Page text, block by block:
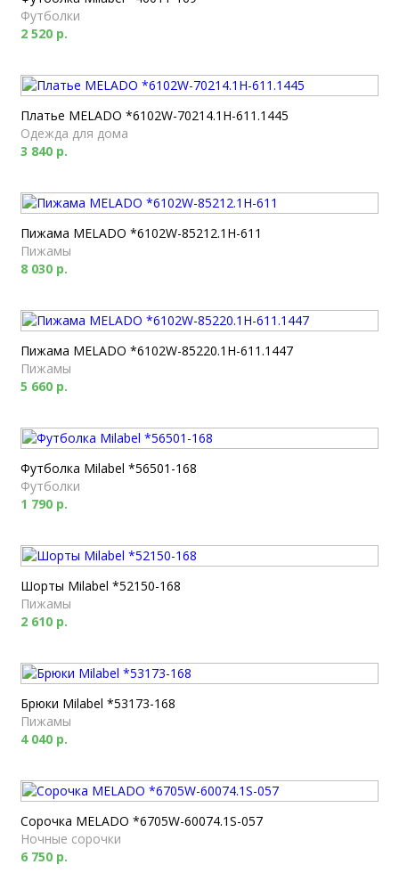
Футболки
2 520 р.
Платье MELADO *6102W-70214.1H-611.1445
Одежда для дома
3 840 р.
Пижама MELADO *6102W-85212.1H-611
Пижамы
8 030 р.
Пижама MELADO *6102W-85220.1H-611.1447
Пижамы
5 660 р.
Футболка Milabel *56501-168
Футболки
1 790 р.
Шорты Milabel *52150-168
Пижамы
2 610 р.
Брюки Milabel *53173-168
Пижамы
4 040 р.
Сорочка MELADO *6705W-60074.1S-057
Ночные сорочки
6 750 р.